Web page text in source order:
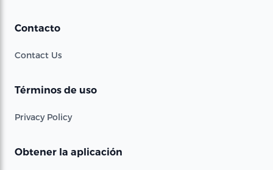
Contacto
Contact Us
Términos de uso
Privacy Policy
Obtener la aplicación